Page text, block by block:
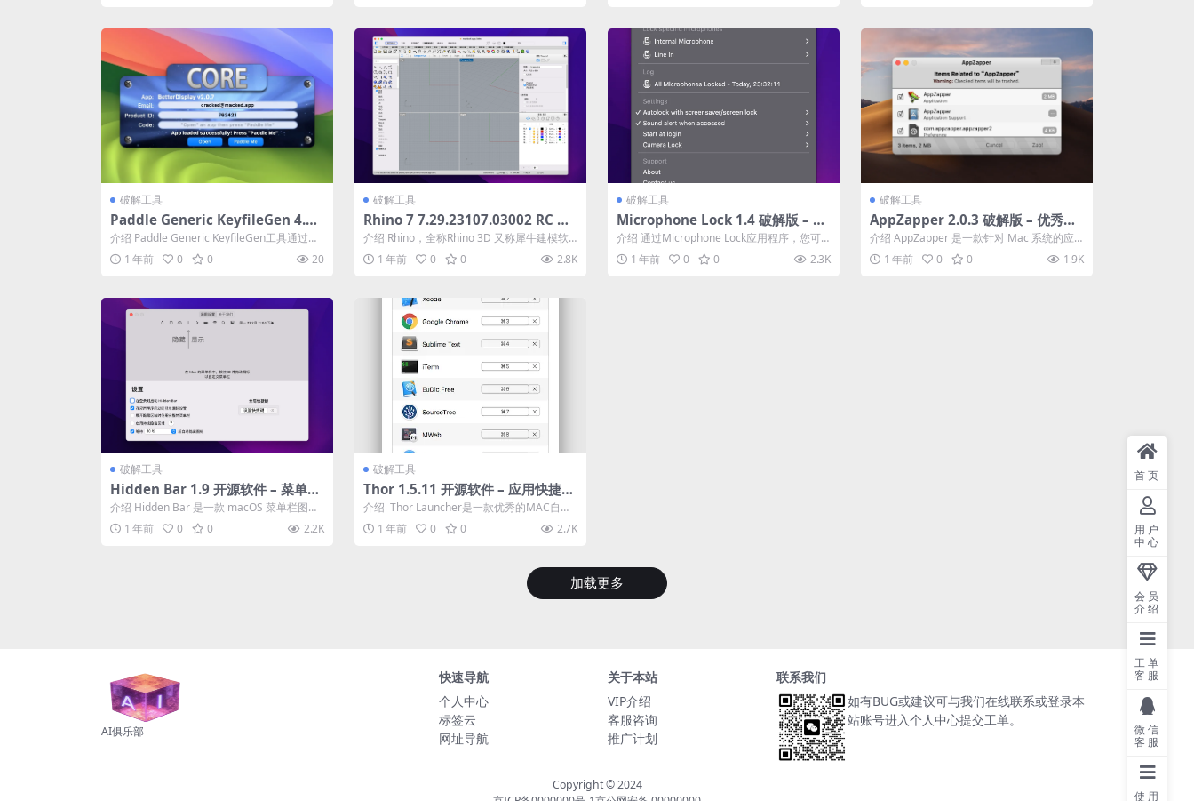
破解工具
Paddle Generic KeyfileGen 4.0.
3 破解版 – Paddle框架通杀激活工
具
介绍 Paddle Generic KeyfileGen工具通过读
取当前选定应用...
1 年前 0 0 20
破解工具
Rhino 7 7.29.23107.03002 RC 破
解版 – 专业3D建模软件
介绍 Rhino，全称Rhino 3D 又称犀牛建模软
件，是一款功能强大的三维设...
1 年前 0 0 2.8K
破解工具
Microphone Lock 1.4 破解版 – 关
闭麦克风
介绍 通过Microphone Lock应用程序，您可
以确保没有人在未经您同意的...
1 年前 0 0 2.3K
破解工具
AppZapper 2.0.3 破解版 – 优秀的
软件卸载工具
介绍 AppZapper 是一款针对 Mac 系统的应
用程序卸载工具，它能够彻底...
1 年前 0 0 1.9K
破解工具
Hidden Bar 1.9 开源软件 – 菜单栏
图标隐藏工具
介绍 Hidden Bar 是一款 macOS 菜单栏图标
隐藏工具。使用方法：在...
1 年前 0 0 2.2K
破解工具
Thor 1.5.11 开源软件 – 应用快捷启
动器
介绍 Thor Launcher是一款优秀的MAC自定
义快捷键启动软...
1 年前 0 0 2.7K
加载更多
AI俱乐部
快速导航
个人中心
标签云
网址导航
关于本站
VIP介绍
客服咨询
推广计划
联系我们
如有BUG或建议可与我们在线联系或登录本
站账号进入个人中心提交工单。
Copyright © 2024
首页
用户
中心
会员
介绍
工单
客服
微信
客服
使用